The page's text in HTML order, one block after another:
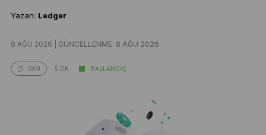
Yazan: Ledger
8 AĞU 2026 | GÜNCELLENME: 8 AĞU 2026
OKU 5 DK. BAŞLANGIÇ